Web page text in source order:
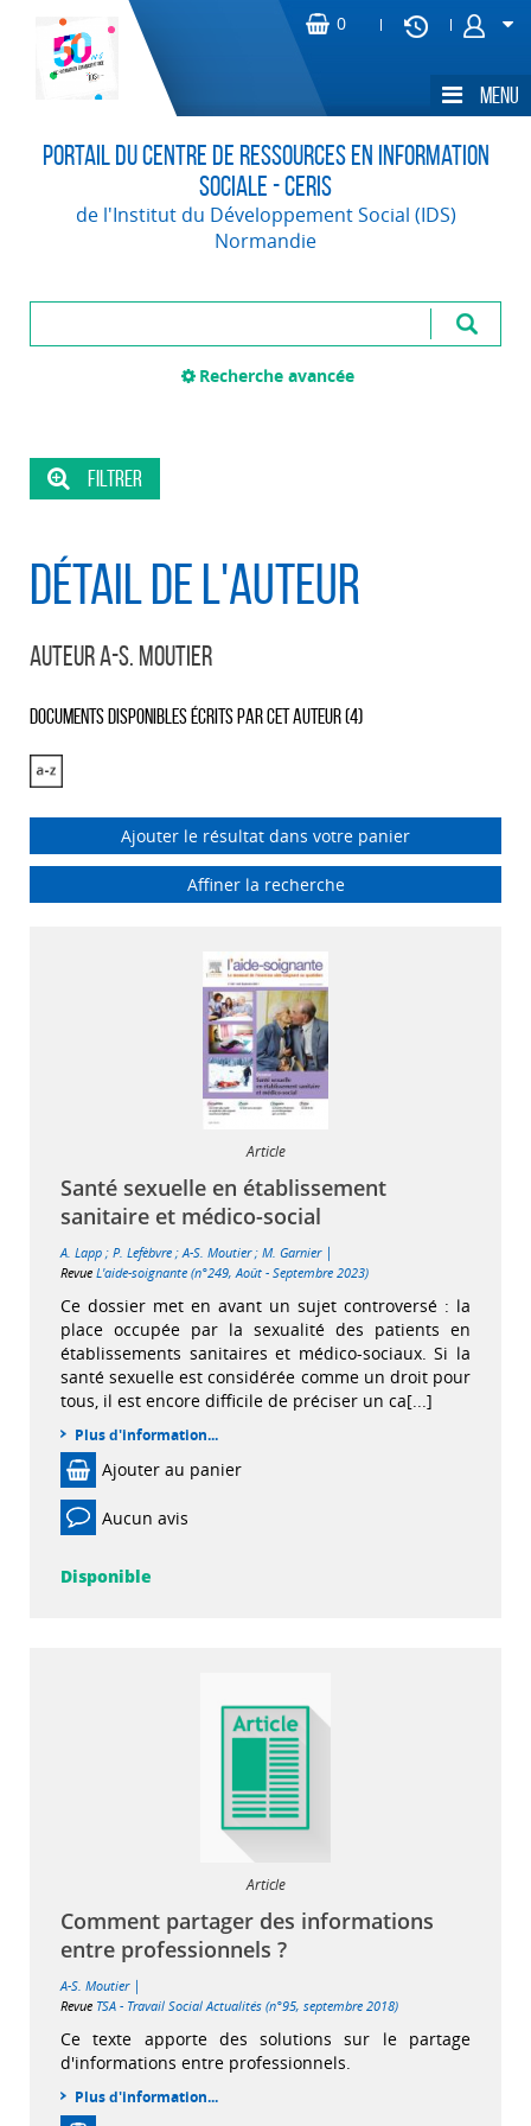
Portail du Centre de Ressources en Information
Sociale - CERIS
de l'Institut du Développement Social (IDS)
Normandie
Recherche avancée
Détail de l'auteur
Auteur A-S. Moutier
Documents disponibles écrits par cet auteur (4)
Ajouter le résultat dans votre panier
Affiner la recherche
Article
Santé sexuelle en établissement
sanitaire et médico-social
A. Lapp ; P. Lefèbvre ;A-S. Moutier; M. Garnier |
Revue L'aide-soignante (n°249, Août - Septembre 2023)
Ce dossier met en avant un sujet controversé : la
place occupée par la sexualité des patients en
établissements sanitaires et médico-sociaux. Si la
santé sexuelle est considérée comme un droit pour
tous, il est encore difficile de préciser un ca[...]
Plus d'information...
Ajouter au panier
Aucun avis
Disponible
Article
Comment partager des informations
entre professionnels ?
A-S. Moutier |
Revue TSA - Travail Social Actualités (n°95, septembre 2018)
Ce texte apporte des solutions sur le partage
d'informations entre professionnels.
Plus d'information...